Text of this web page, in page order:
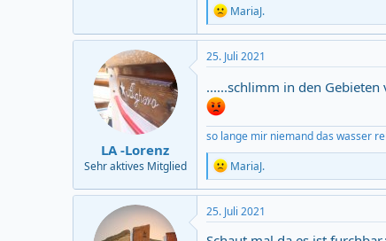
R
e
a
c
t
o
s
:
MariaJ.
LA -Lorenz
Sehr aktives Mitglied
25. Juli 2021
......schlimm in den
so lange mir niemand das wasser
R
e
a
c
t
i
MariaJ.
25. Juli 2021